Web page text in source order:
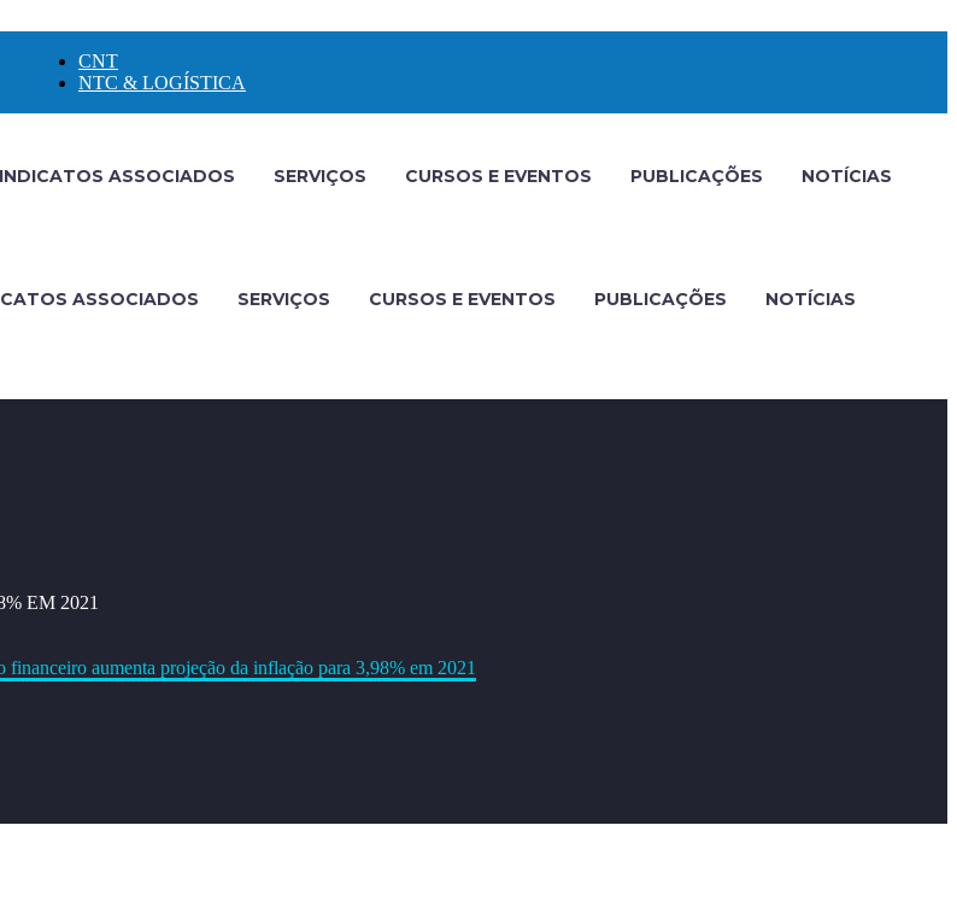
CNT
NTC & LOGÍSTICA
ASSOCIADOS SERVIÇOS CURSOS E EVENTOS PUBLICAÇÕES NOTÍCIAS
ASSOCIADOS SERVIÇOS CURSOS E EVENTOS PUBLICAÇÕES NOTÍCIAS
EM 2021
financeiro aumenta projeção da inflação para 3,98% em 2021